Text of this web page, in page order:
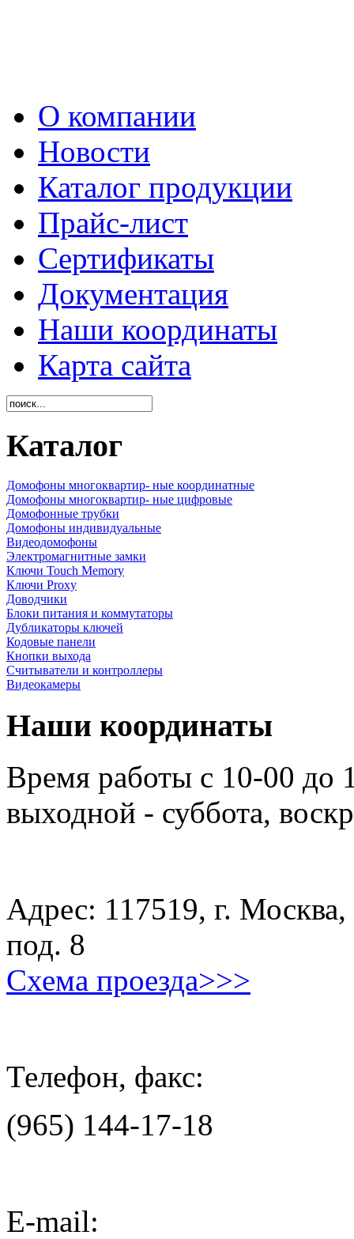
О компании
Новости
Каталог продукции
Прайс-лист
Сертификаты
Документация
Наши координаты
Карта сайта
Каталог
Домофоны многоквартир- ные координатные
Домофоны многоквартир- ные цифровые
Домофонные трубки
Домофоны индивидуальные
Видеодомофоны
Электромагнитные замки
Ключи Touch Memory
Ключи Proxy
Доводчики
Блоки питания и коммутаторы
Дубликаторы ключей
Кодовые панели
Кнопки выхода
Считыватели и контроллеры
Видеокамеры
Наши координаты
Время работы с 10-00 до
выходной - суббота,
Адрес: 117519, г.
под. 8
Схема проезда>>>
Телефон, факс:
(965) 144-17-18
E-mail: